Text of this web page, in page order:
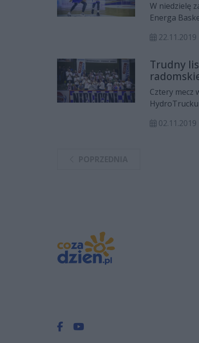
W niedzielę
Energa
bilansem
22.11.2019
Trudny
Cztery mecz
HydroTrucku
02.11.2019
Facebook.com
Youtube.com